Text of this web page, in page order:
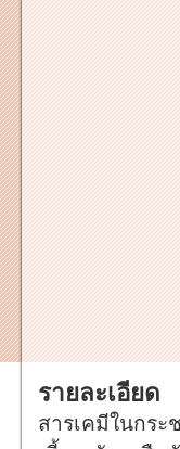
รายละเอียด
สารเคมีในกร